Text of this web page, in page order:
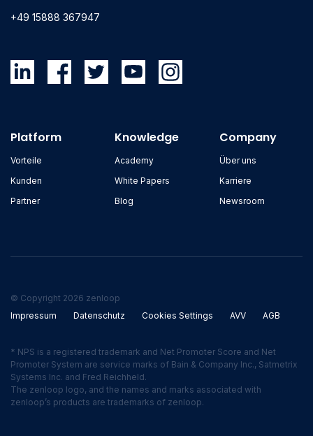
+49 15888 367947
Platform
Vorteile
Kunden
Partner
Knowledge
Academy
White Papers
Blog
Company
Über uns
Karriere
Newsroom
© Copyright 2026 zenloop
Impressum
Datenschutz Cookies Settings AVV AGB
* NPS is a registered trademark and Net Promoter Score and Net
Promoter System are service marks of Bain & Company Inc., Satmetrix
Systems Inc. and Fred Reichheld.
The zenloop logo, and the names and marks associated with
zenloop’s products are trademarks of zenloop.